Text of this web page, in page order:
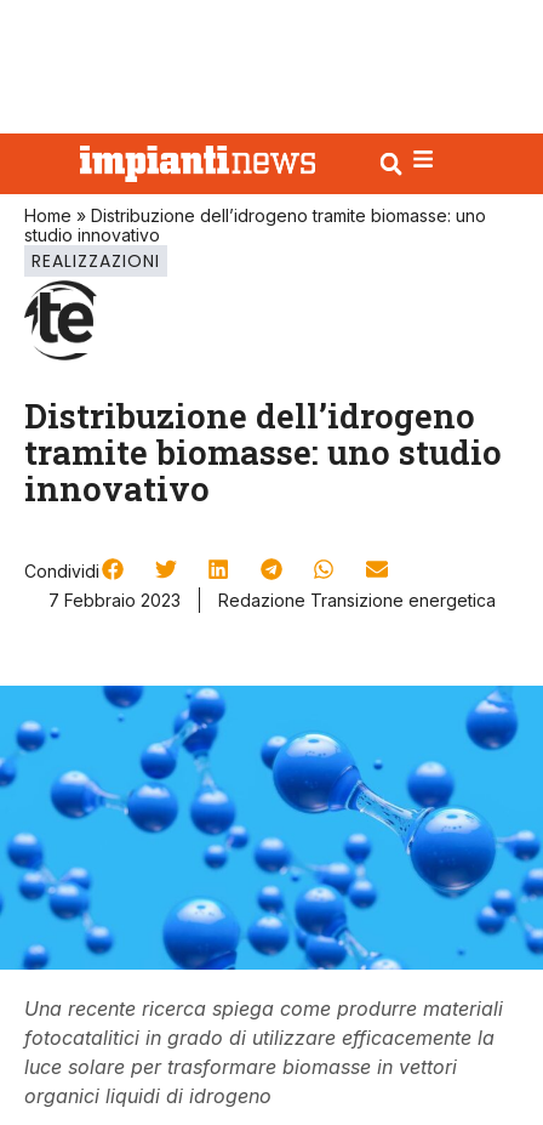
Home » Distribuzione dell’idrogeno tramite biomasse: uno
studio innovativo
REALIZZAZIONI
Distribuzione dell’idrogeno
tramite biomasse: uno studio
innovativo
Condividi
7 Febbraio 2023
Redazione Transizione energetica
Una recente ricerca spiega come produrre materiali
fotocatalitici in grado di utilizzare efficacemente la
luce solare per trasformare biomasse in vettori
organici liquidi di idrogeno